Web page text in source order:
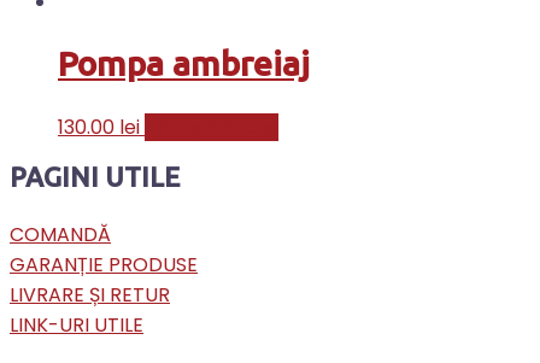
Pompa ambreiaj
130.00 lei
PAGINI UTILE
COMANDĂ
GARANȚIE PRODUSE
LIVRARE ȘI RETUR
LINK-URI UTILE